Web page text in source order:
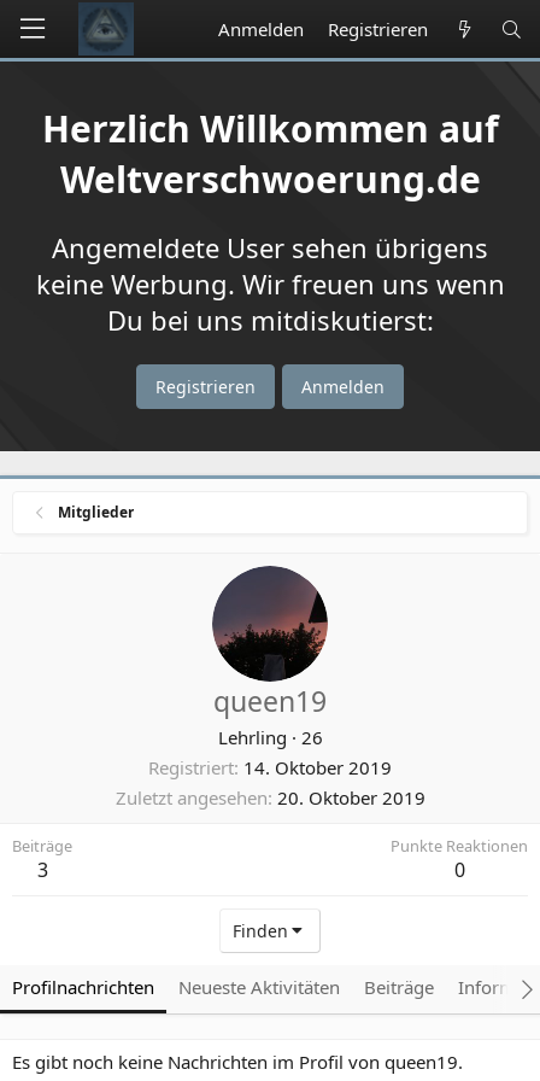
Anmelden Registrieren
Herzlich Willkommen auf
Weltverschwoerung.de
Angemeldete User sehen übrigens
keine Werbung. Wir freuen uns wenn
Du bei uns mitdiskutierst:
Registrieren Anmelden
Mitglieder
queen19
Lehrling · 26
Registriert 14. Oktober 2019
Zuletzt angesehen 20. Oktober 2019
Beiträge
3
Punkte Reaktionen
0
Finden
Profilnachrichten Neueste Aktivitäten Beiträge
Es gibt noch keine Nachrichten im Profil von queen19.